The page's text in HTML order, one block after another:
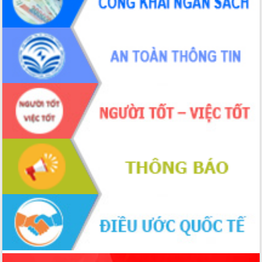
món ăn từ sầu riêng
Đắk Lắk công bố Quy hoạch và xúc
tiến đầu tư tỉnh
Ngành cá ngừ Đắk Lắk chủ động thích
ứng để giữ vững thị trường xuất khẩu
Diễn đàn Kinh tế tư nhân Việt Nam đột
phá cơ chế - Hợp tác công tư
Đề án 06 tạo bước ngoặt đột phá trong
cải cách hành chính tỉnh Đắk Lắk
Kết nối tour, đẩy mạnh chuyển đổi số
để phát triển du lịch Đắk Lắk
Khởi động Dự án Đầu tư xây dựng hạ
tầng kỹ thuật Cụm công nghiệp Tân
Tiến
Gặp mặt các cơ quan báo chí nhân Kỷ
niệm 101 năm Ngày Báo chí Cách
mạng Việt Nam
Đắk Lắk sơ kết 4 năm triển khai thực
hiện Đề án 06 của Chính phủ
Họp báo thông tin về Hội nghị Công bố